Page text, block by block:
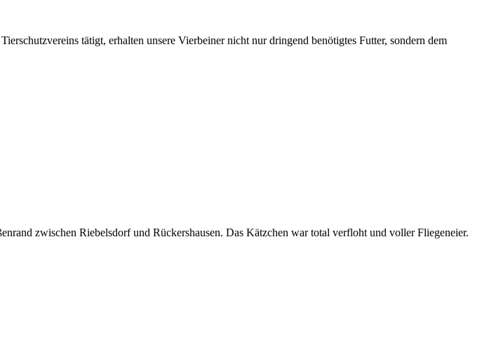
tätigt, erhalten unsere Vierbeiner nicht nur dringend benötigtes Futter, sondern dem
zwischen Riebelsdorf und Rückershausen. Das Kätzchen war total verfloht und voller Fliegeneier.